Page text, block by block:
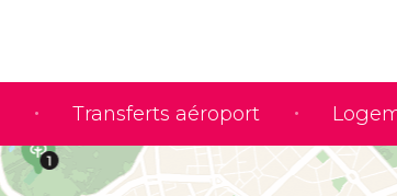
Transferts aéroport